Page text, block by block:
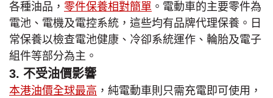
各種油品， 零件保養相對簡單 。電動車的主要零件為
電池、電機及電控系統，這些均有品牌代理保養。日
常保養以檢查電池健康、冷卻系統運作、輪胎及電子
組件等部分為主。
3. 不受油價影響
本港油價全球最高 ，純電動車則只需充電即可使用，